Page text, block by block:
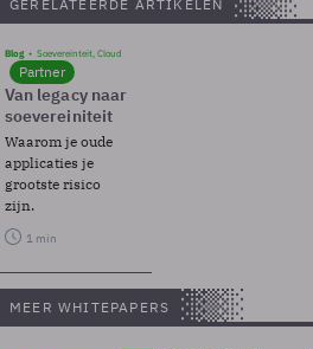
GERELATEERDE ARTIKELEN
Blog Soevereinteit, Cloud
Partner
Van legacy naar
soevereiniteit
Waarom je oude
applicaties je
grootste risico
zijn.
1 min
MEER WHITEPAPERS